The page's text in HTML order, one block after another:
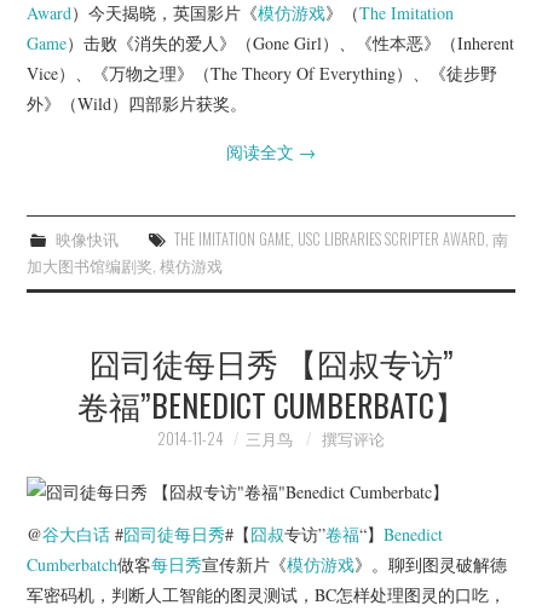
Award）今天揭晓，英国影片《模仿游戏》（The Imitation
Game）击败《消失的爱人》（Gone Girl）、《性本恶》（Inherent
Vice）、《万物之理》（The Theory Of Everything）、《徒步野
外》（Wild）四部影片获奖。
阅读全文 →
映像快讯 THE IMITATION GAME, USC LIBRARIES SCRIPTER AWARD, 南
加大图书馆编剧奖,模仿游戏
囧司徒每日秀 【囧叔专访”
卷福”BENEDICT CUMBERBATC】
2014-11-24 三月鸟 撰写评论
@谷大白话 #囧司徒每日秀#【囧叔专访”卷福“】Benedict
Cumberbatch做客每日秀宣传新片《模仿游戏》。聊到图灵破解德
军密码机，判断人工智能的图灵测试，BC怎样处理图灵的口吃，